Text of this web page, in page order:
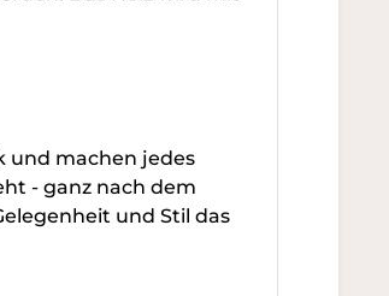
und machen jedes
- ganz nach dem
und Stil das